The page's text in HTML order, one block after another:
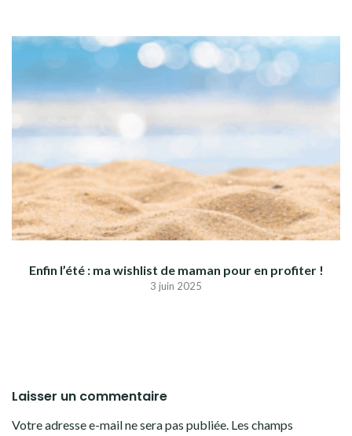
Enfin l’été : ma wishlist de maman pour en profiter !
3 juin 2025
Laisser un commentaire
Votre adresse e-mail ne sera pas publiée. Les champs